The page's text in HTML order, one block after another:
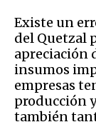
Existe un
del Quetzal
apreciación
insumos
empresas
producción
también